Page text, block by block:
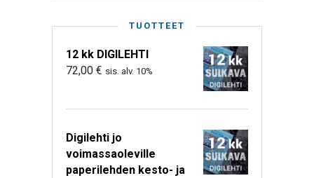
TUOTTEET
12 kk DIGILEHTI
72,00 € sis. alv. 10%
Digilehti jo
voimassaoleville
paperilehden kesto- ja